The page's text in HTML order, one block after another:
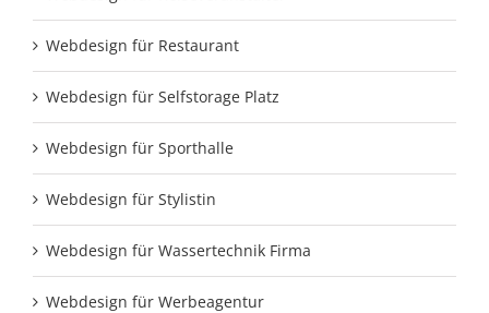
Webdesign für Restaurant
Webdesign für Selfstorage Platz
Webdesign für Sporthalle
Webdesign für Stylistin
Webdesign für Wassertechnik Firma
Webdesign für Werbeagentur